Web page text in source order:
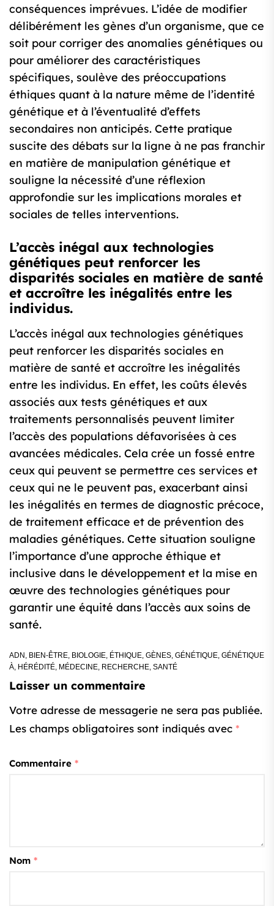
conséquences imprévues. L’idée de modifier
délibérément les gènes d’un organisme, que ce
soit pour corriger des anomalies génétiques ou
pour améliorer des caractéristiques
spécifiques, soulève des préoccupations
éthiques quant à la nature même de l’identité
génétique et à l’éventualité d’effets
secondaires non anticipés. Cette pratique
suscite des débats sur la ligne à ne pas franchir
en matière de manipulation génétique et
souligne la nécessité d’une réflexion
approfondie sur les implications morales et
sociales de telles interventions.
L’accès inégal aux technologies
génétiques peut renforcer les
disparités sociales en matière de santé
et accroître les inégalités entre les
individus.
L’accès inégal aux technologies génétiques
peut renforcer les disparités sociales en
matière de santé et accroître les inégalités
entre les individus. En effet, les coûts élevés
associés aux tests génétiques et aux
traitements personnalisés peuvent limiter
l’accès des populations défavorisées à ces
avancées médicales. Cela crée un fossé entre
ceux qui peuvent se permettre ces services et
ceux qui ne le peuvent pas, exacerbant ainsi
les inégalités en termes de diagnostic précoce,
de traitement efficace et de prévention des
maladies génétiques. Cette situation souligne
l’importance d’une approche éthique et
inclusive dans le développement et la mise en
œuvre des technologies génétiques pour
garantir une équité dans l’accès aux soins de
santé.
ADN , BIEN-ÊTRE, BIOLOGIE, ÉTHIQUE, GÈNES, GÉNÉTIQUE, GÉNÉTIQUE
À, HÉRÉDITÉ, MÉDECINE, RECHERCHE, SANTÉ
Laisser un commentaire
Votre adresse de messagerie ne sera pas publiée.
Les champs obligatoires sont indiqués avec *
Commentaire *
Nom *